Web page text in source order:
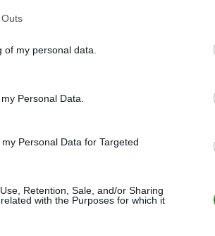
my personal data.
Personal Data.
Personal Data for Targeted
Retention, Sale, and/or Sharing
with the Purposes for which it
26 69-56
52-
26 6 34-
28-
26 11 3 2 29-120